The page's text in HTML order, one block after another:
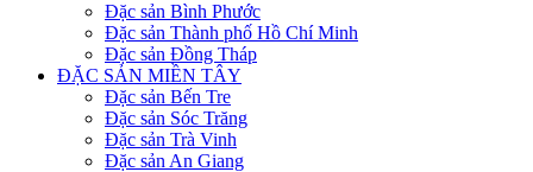
Đặc sản Bình Phước
Đặc sản Thành phố Hồ Chí Minh
Đặc sản Đồng Tháp
ĐẶC SẢN MIỀN TÂY
Đặc sản Bến Tre
Đặc sản Sóc Trăng
Đặc sản Trà Vinh
Đặc sản An Giang